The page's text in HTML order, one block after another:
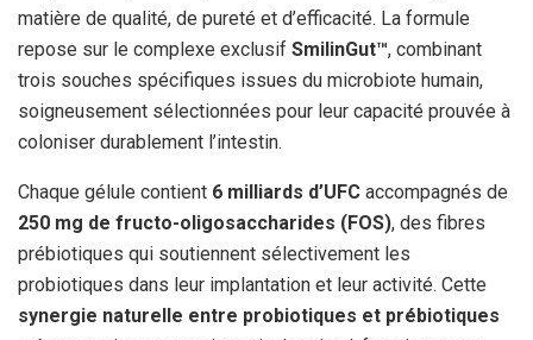
matière de qualité, de pureté et d’efficacité. La formule
repose sur le complexe exclusif SmilinGut™, combinant
trois souches spécifiques issues du microbiote humain,
soigneusement sélectionnées pour leur capacité prouvée à
coloniser durablement l’intestin.
Chaque gélule contient 6 milliards d’UFC accompagnés de
250 mg de fructo-oligosaccharides (FOS), des fibres
prébiotiques qui soutiennent sélectivement les
probiotiques dans leur implantation et leur activité. Cette
synergie naturelle entre probiotiques et prébiotiques